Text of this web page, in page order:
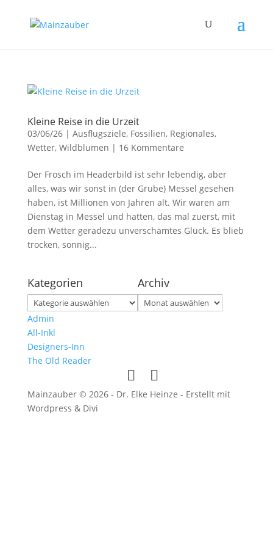
Kleine Reise in die Urzeit
03/06/26| Ausflugsziele, Fossilien, Regionales,
Wetter, Wildblumen | 16 Kommentare
Der Frosch im Headerbild ist sehr lebendig, aber
alles, was wir sonst in (der Grube) Messel gesehen
haben, ist Millionen von Jahren alt. Wir waren am
Dienstag in Messel und hatten, das mal zuerst, mit
dem Wetter geradezu unverschämtes Glück. Es blieb
trocken, sonnig...
Kategorien
Kategorien
Archiv
Archiv
Admin
All-Inkl
Designers-Inn
The Old Reader
Mainzauber © 2026 - Dr. Elke Heinze - Erstellt mit
Wordpress & Divi